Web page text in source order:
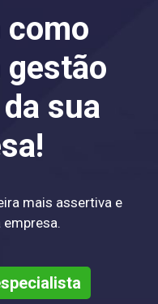
como
gestão
sua
mais assertiva e